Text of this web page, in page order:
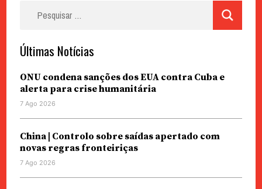
Últimas Notícias
ONU condena sanções dos EUA contra Cuba e
alerta para crise humanitária
7 Ago 2026
China | Controlo sobre saídas apertado com
novas regras fronteiriças
7 Ago 2026